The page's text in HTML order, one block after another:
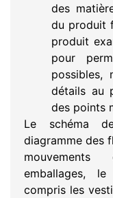
des
du produit
produit
pour
possibles,
détails au
des points
Le schéma
diagramme des
emballages,
compris les